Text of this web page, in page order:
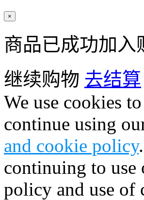
×
商品已成功加入
继续购物 去结算
We use cookies
continue using
and cookie policy
continuing to use
policy and use of